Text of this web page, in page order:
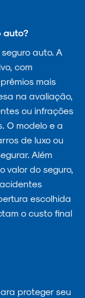
auto?
auto. A
com
mais
na avaliação,
ou infrações
O modelo e a
de luxo ou
Além
valor do seguro,
escolhida
o custo final
proteger seu